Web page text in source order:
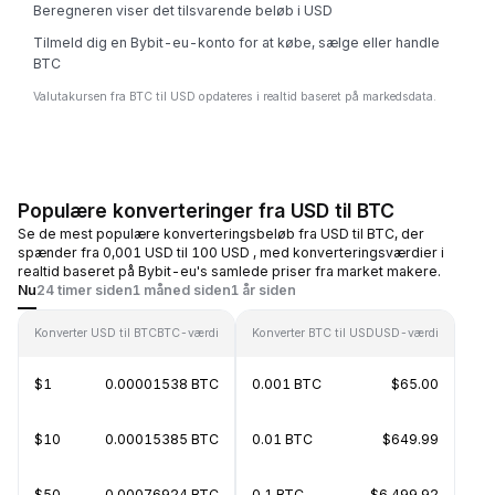
Beregneren viser det tilsvarende beløb i USD
Tilmeld dig en Bybit-eu-konto for at købe, sælge eller handle
BTC
Valutakursen fra BTC til USD opdateres i realtid baseret på markedsdata.
Populære konverteringer fra USD til BTC
Se de mest populære konverteringsbeløb fra USD til BTC, der
spænder fra 0,001 USD til 100 USD , med konverteringsværdier i
realtid baseret på Bybit-eu's samlede priser fra market makere.
Nu24 timer siden1 måned siden1 år siden
Konverter USD til BTCBTC-værdi
$1 0.00001538 BTC
$10 0.00015385 BTC
Konverter BTC til USDUSD-værdi
0.001 BTC $65.00
0.01 BTC $649.99